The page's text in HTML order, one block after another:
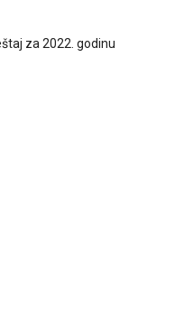
za 2022. godinu